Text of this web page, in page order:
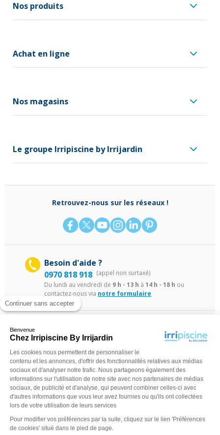
Continuer sans accepter
Bienvenue
Chez Irripiscine By Irrijardin
Les cookies nous permettent de personnaliser le
contenu et les annonces, d'offrir des fonctionnalités relatives aux médias
sociaux et d'analyser notre trafic. Nous partageons également des
informations sur l'utilisation de notre site avec nos partenaires de médias
sociaux, de publicité et d'analyse, qui peuvent combiner celles-ci avec
d'autres informations que vous leur avez fournies ou qu'ils ont collectées
lors de votre utilisation de leurs services
Pour modifier vos préférences par la suite, cliquez sur le lien 'Préférences
de cookies' situé dans le pied de page.
Nos produits
Achat en ligne
Nos magasins
Le groupe Irripiscine by Irrijardin
Retrouvez-nous sur les réseaux !
Besoin d'aide ?
0970 818 918 (appel non surtaxé)
Du lundi au vendredi de 9 h - 13 h à 14 h - 18 h ou
contactez-nous via notre formulaire
©Irripiscine 2025 Conditions générales de ventes Mentions